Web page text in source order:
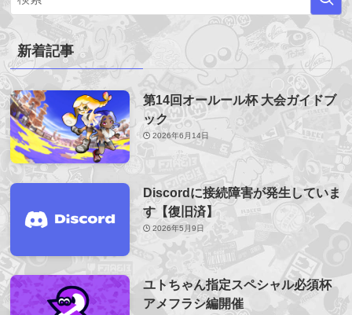
新着記事
第14回オールール杯 大会ガイドブ
ック
2026年6月14日
Discordに接続障害が発生していま
す【復旧済】
2026年5月9日
ユトちゃん指定スペシャル必須杯
アメフラシ編開催